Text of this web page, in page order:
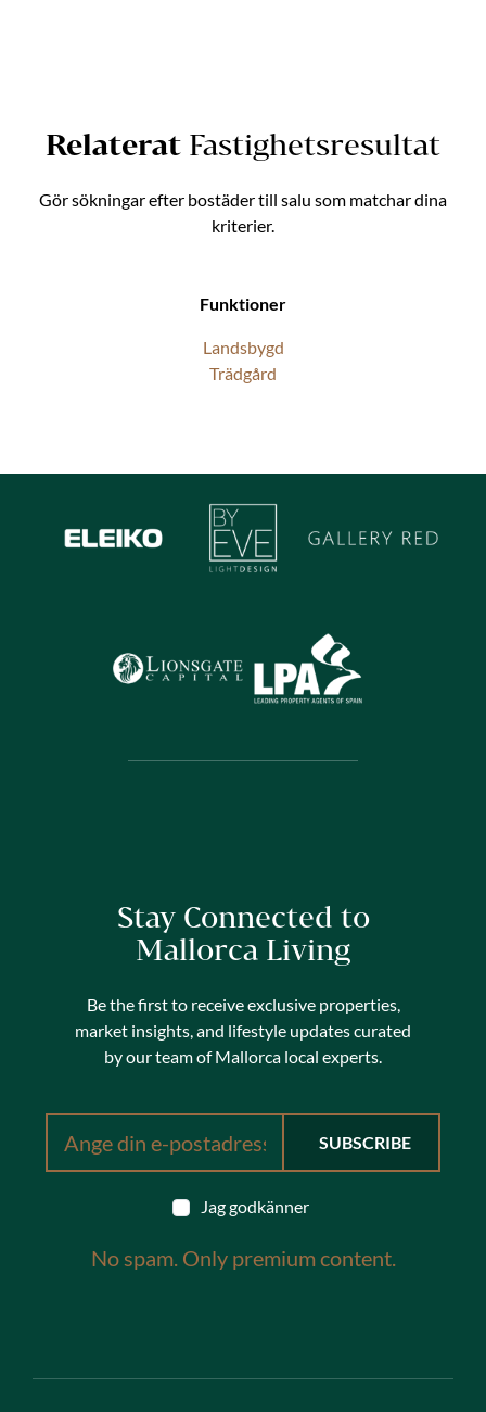
Relaterat Fastighetsresultat
Gör sökningar efter bostäder till salu som matchar dina
kriterier.
Funktioner
Landsbygd
Trädgård
Stay Connected to
Mallorca Living
Be the first to receive exclusive properties,
market insights, and lifestyle updates curated
by our team of Mallorca local experts.
Jag godkänner
No spam. Only premium content.